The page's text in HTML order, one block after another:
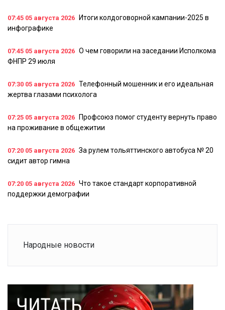
07:45 05 августа 2026
Итоги колдоговорной кампании-2025 в
инфографике
07:45 05 августа 2026 О чем говорили на заседании Исполкома
ФНПР 29 июля
07:30 05 августа 2026 Телефонный мошенник и его идеальная
жертва глазами психолога
07:25 05 августа 2026
Профсоюз помог студенту вернуть право
на проживание в общежитии
07:20 05 августа 2026 За рулем тольяттинского автобуса № 20
сидит автор гимна
07:20 05 августа 2026 Что такое стандарт корпоративной
поддержки демографии
Народные новости